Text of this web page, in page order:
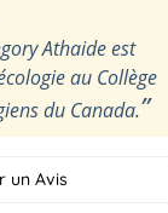
Athaide est
au Collège
du Canada.”
un Avis